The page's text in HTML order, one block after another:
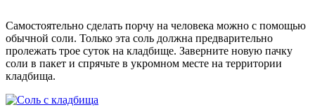
Самостоятельно сделать порчу на человека можно с помощью
обычной соли. Только эта соль должна предварительно
пролежать трое суток на кладбище. Заверните новую пачку
соли в пакет и спрячьте в укромном месте на территории
кладбища.